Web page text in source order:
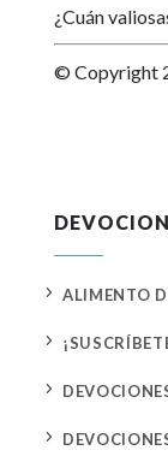
¿Cuán
© Copyright
5 ALIMENTO
5
5
5